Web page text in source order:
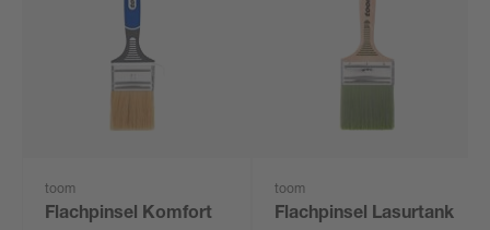
toom
Flachpinsel Komfort
toom
Flachpinsel Lasurtank